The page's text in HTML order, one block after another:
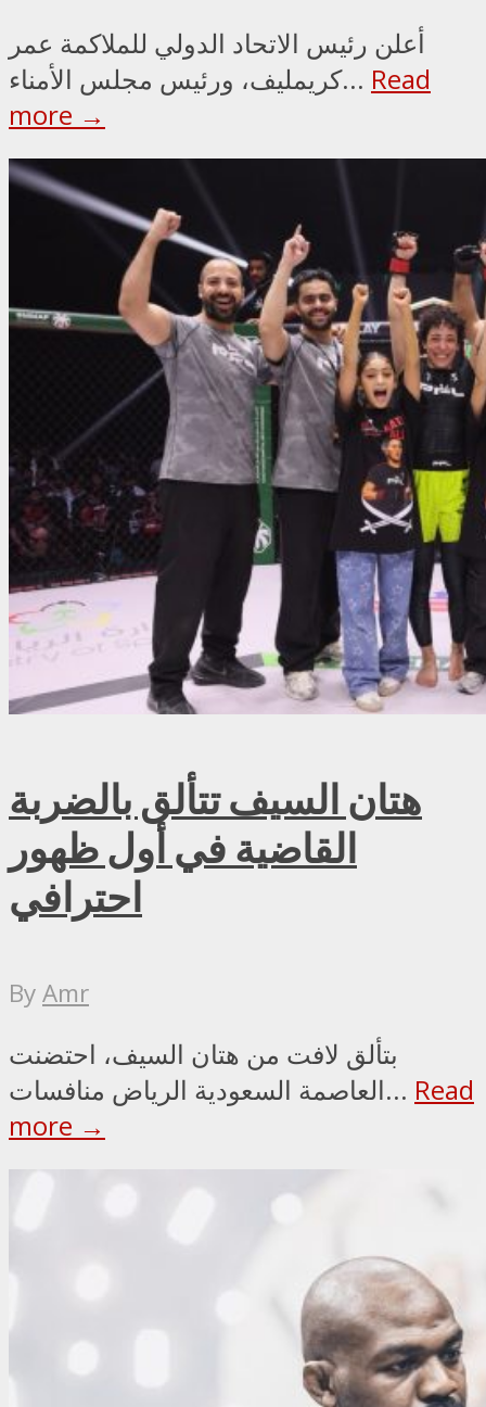
أعلن رئيس الاتحاد الدولي للملاكمة عمر
كريمليف، ورئيس مجلس الأمناء... Read
more →
هتان السيف تتألق بالضربة
القاضية في أول ظهور
احترافي
ByAmr
بتألق لافت من هتان السيف، احتضنت
العاصمة السعودية الرياض منافسات... Read
more →